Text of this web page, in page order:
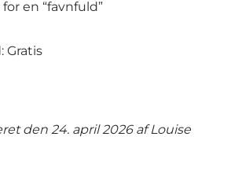
en “favnfuld”
Gratis
den 24. april 2026 afLouise